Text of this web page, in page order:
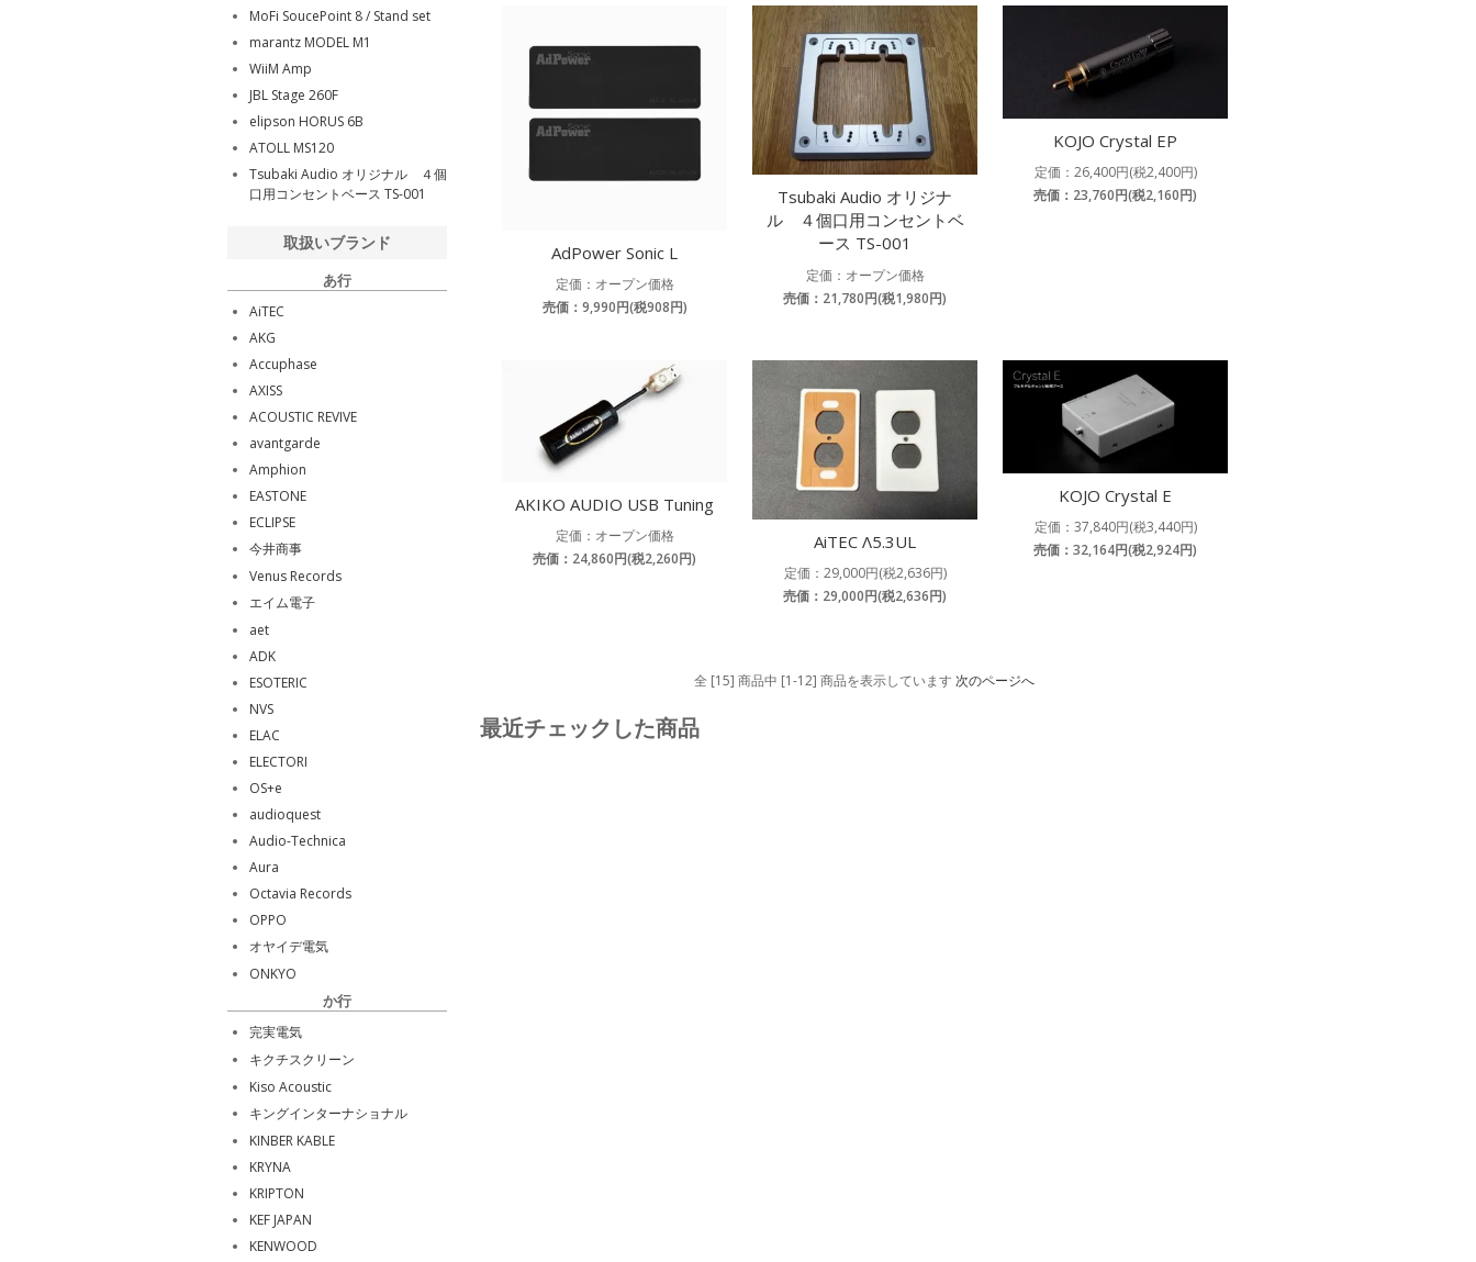
AdPower Sonic L
定価：オープン価格
売価：9,990円(税908円)
Tsubaki Audio オリジナ
ル ４個口用コンセントベ
ース TS-001
定価：オープン価格
売価：21,780円(税1,980円)
KOJO Crystal EP
定価：26,400円(税2,400円)
売価：23,760円(税2,160円)
AKIKO AUDIO USB Tuning
定価：オープン価格
売価：24,860円(税2,260円)
AiTEC Λ5.3UL
定価：29,000円(税2,636円)
売価：29,000円(税2,636円)
KOJO Crystal E
定価：37,840円(税3,440円)
売価：32,164円(税2,924円)
全 [15] 商品中 [1-12] 商品を表示しています 次のページへ
最近チェックした商品
MoFi SoucePoint 8 / Stand set
marantz MODEL M1
WiiM Amp
JBL Stage 260F
elipson HORUS 6B
ATOLL MS120
Tsubaki Audio オリジナル ４個
口用コンセントベース TS-001
取扱いブランド
あ行
AiTEC
AKG
Accuphase
AXISS
ACOUSTIC REVIVE
avantgarde
Amphion
EASTONE
ECLIPSE
今井商事
Venus Records
エイム電子
aet
ADK
ESOTERIC
NVS
ELAC
ELECTORI
OS+e
audioquest
Audio-Technica
Aura
Octavia Records
OPPO
オヤイデ電気
ONKYO
か行
完実電気
キクチスクリーン
Kiso Acoustic
キングインターナショナル
KINBER KABLE
KRYNA
KRIPTON
KEF JAPAN
KENWOOD